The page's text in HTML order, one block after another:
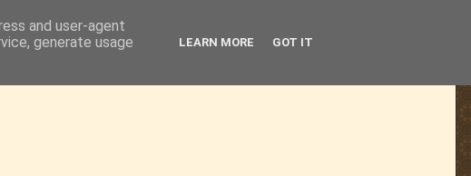
and user-agent
generate usage
LEARN MORE GOT IT